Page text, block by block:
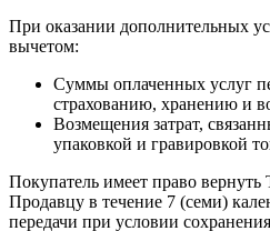
При оказании дополнительных
вычетом:
Суммы оплаченных услуг
страхованию, хранению и
Возмещения затрат,
упаковкой и гравировкой
Покупатель имеет право вернуть
Продавцу в течение 7 (семи)
передачи при условии